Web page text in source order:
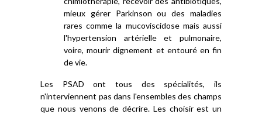
mieux gérer Parkinson ou des maladies
rares comme la mucoviscidose mais aussi
l'hypertension artérielle et pulmonaire,
voire, mourir dignement et entouré en fin
de vie.
Les PSAD ont tous des spécialités, ils
n'interviennent pas dans l'ensembles des champs
que nous venons de décrire. Les choisir est un